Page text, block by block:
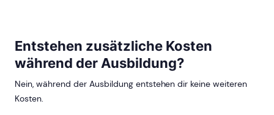
Entstehen zusätzliche Kosten
während der Ausbildung?
Nein, während der Ausbildung entstehen dir keine weiteren
Kosten.